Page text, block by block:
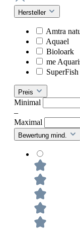
Hersteller
Amtra
Aquael
Bioloark
me
SuperFish
Preis
Minimal
–
Maximal
Bewertung mind.